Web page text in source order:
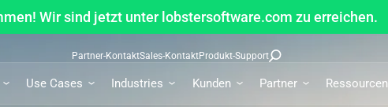
Wir sind jetzt unter lobstersoftware.com zu erreichen.
Partner-KontaktSales-KontaktProdukt-Support
Use Cases Industries Kunden Partner Ressourcen